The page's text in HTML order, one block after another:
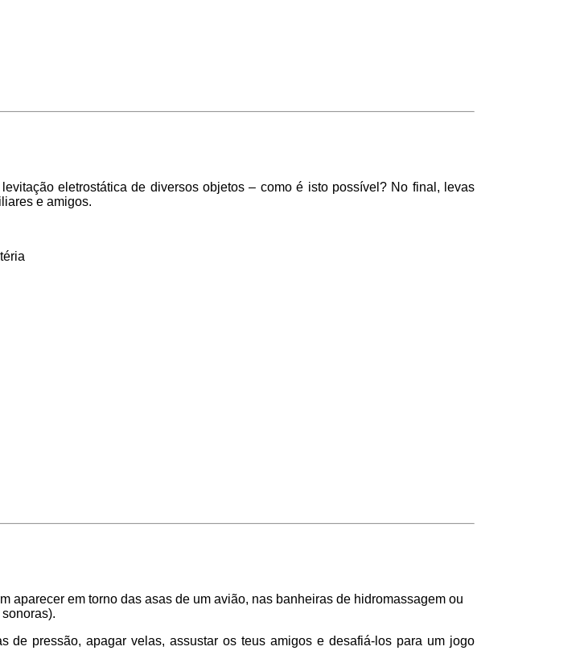
eletrostática de diversos objetos – como é isto possível? No final, levas
e amigos.
aparecer em torno das asas de um avião, nas banheiras de hidromassagem ou
pressão, apagar velas, assustar os teus amigos e desafiá-los para um jogo